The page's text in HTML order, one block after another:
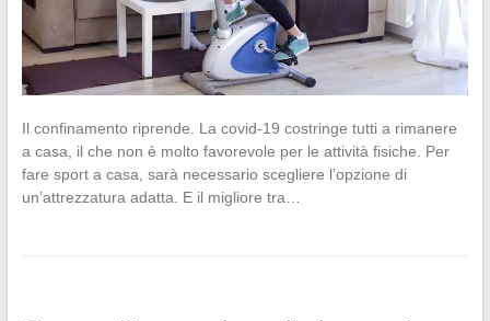
Il confinamento riprende. La covid-19 costringe tutti a rimanere
a casa, il che non è molto favorevole per le attività fisiche. Per
fare sport a casa, sarà necessario scegliere l’opzione di
un’attrezzatura adatta. E il migliore tra…